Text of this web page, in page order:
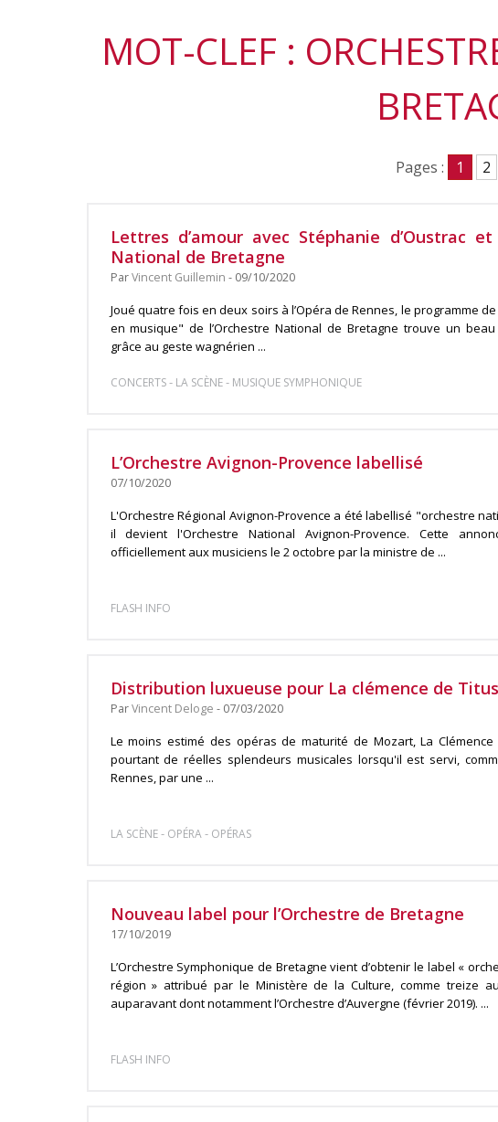
MOT-CLEF :
Pages : 1 2
Lettres d’amour avec Stéphanie d’Oustrac et
National de Bretagne
ParVincent Guillemin - 09/10/2020
Joué quatre fois en deux soirs à l’Opéra de Rennes, le programme
en musique" de l’Orchestre National de Bretagne trouve un
grâce au geste wagnérien ...
CONCERTS- LA SCÈNE- MUSIQUE SYMPHONIQUE
L’Orchestre Avignon-Provence labellisé
07/10/2020
L'Orchestre Régional Avignon-Provence a été labellisé "orchestre
il devient l'Orchestre National Avignon-Provence. Cette
officiellement aux musiciens le 2 octobre par la ministre de ...
FLASH INFO
Distribution luxueuse pour La clémence de
ParVincent Deloge - 07/03/2020
Le moins estimé des opéras de maturité de Mozart, La
pourtant de réelles splendeurs musicales lorsqu'il est servi,
Rennes, par une ...
LA SCÈNE- OPÉRA- OPÉRAS
Nouveau label pour l’Orchestre de Bretagne
17/10/2019
L’Orchestre Symphonique de Bretagne vient d’obtenir le label «
région » attribué par le Ministère de la Culture, comme treize
auparavant dont notamment l’Orchestre d’Auvergne (février 2019). ...
FLASH INFO